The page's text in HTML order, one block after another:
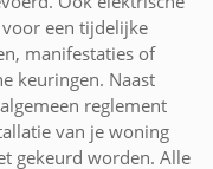
een tijdelijke
manifestaties of
keuringen. Naast
reglement
van je woning
gekeurd worden. Alle